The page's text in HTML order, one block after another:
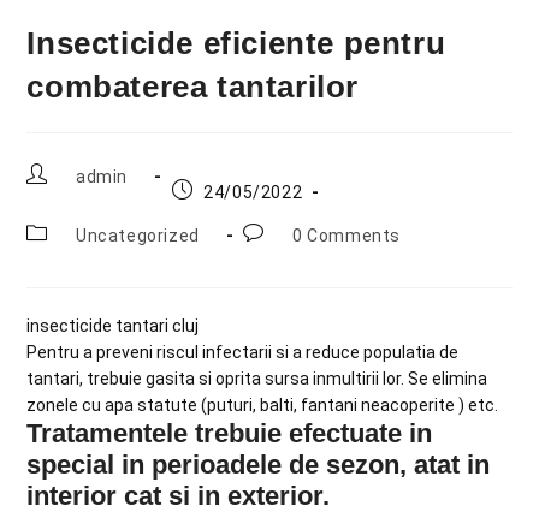
Insecticide eficiente pentru
combaterea tantarilor
admin
24/05/2022
Uncategorized 0 Comments
insecticide tantari cluj
Pentru a preveni riscul infectarii si a reduce populatia de
tantari, trebuie gasita si oprita sursa inmultirii lor. Se elimina
zonele cu apa statute (puturi, balti, fantani neacoperite ) etc.
Tratamentele trebuie efectuate in
special in perioadele de sezon, atat in
interior cat si in exterior.